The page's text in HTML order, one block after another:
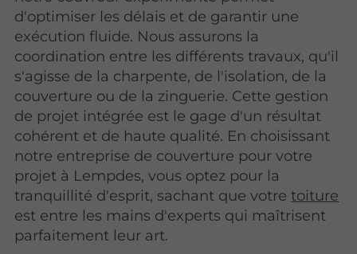
d'optimiser les délais et de garantir une
exécution fluide. Nous assurons la
coordination entre les différents travaux, qu'il
s'agisse de la charpente, de l'isolation, de la
couverture ou de la zinguerie. Cette gestion
de projet intégrée est le gage d'un résultat
cohérent et de haute qualité. En choisissant
notre entreprise de couverture pour votre
projet à Lempdes, vous optez pour la
tranquillité d'esprit, sachant que votretoiture
est entre les mains d'experts qui maîtrisent
parfaitement leur art.